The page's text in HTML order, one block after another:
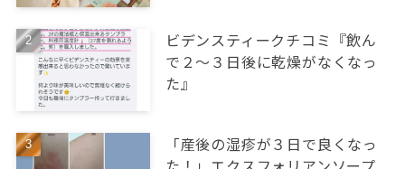
ビデンスティークチコミ『飲ん
で２～３日後に乾燥がなくなっ
た』
「産後の湿疹が３日で良くなっ